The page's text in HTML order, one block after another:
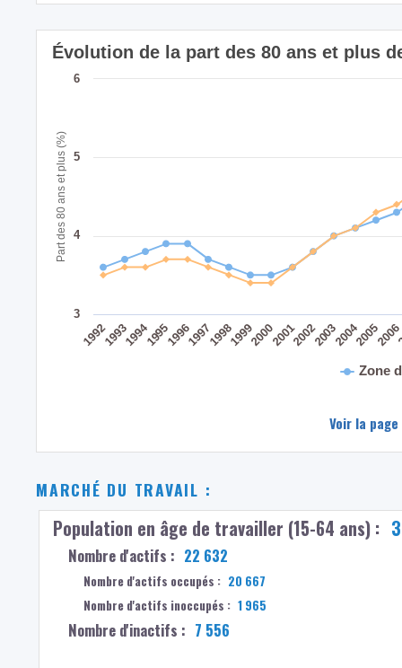
Part des 80 ans et plus (%)
Évolution de la part des 80 ans et plus
Zone
199219931994199519961997199819992000200120022003200420052006
3
4
5
6
Voir la
MARCHÉ DU TRAVAIL :
Population en âge de travailler (15-64 ans) :
Nombre d'actifs : 22 632
Nombre d'actifs occupés : 20 667
Nombre d'actifs inoccupés : 1 965
Nombre d'inactifs : 7 556